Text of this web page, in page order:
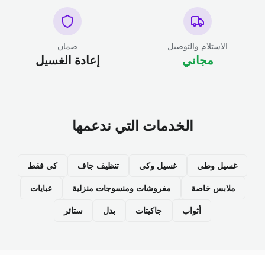
الاستلام والتوصيل
مجاني
ضمان
إعادة الغسيل
الخدمات التي ندعمها
غسيل وطي غسيل وكي تنظيف جاف كي فقط
ملابس خاصة مفروشات ومنسوجات منزلية عبايات
أثواب جاكيتات بدل ستائر